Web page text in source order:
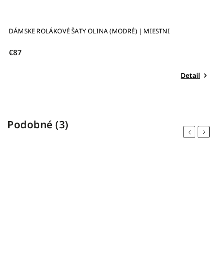
DÁMSKE ROLÁKOVÉ ŠATY OLINA (MODRÉ) | MIESTNI
€87
Detail
Podobné (3)
Previous
Next